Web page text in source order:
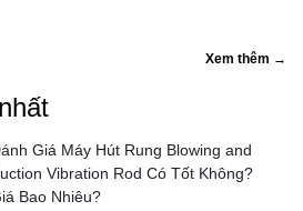
Xem thêm →
Giá Máy Hút Rung Blowing and
Vibration Rod Có Tốt Không?
Bao Nhiêu?